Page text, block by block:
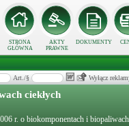
STRONA
GŁÓWNA
AKTY
PRAWNE
DOKUMENTY
Art./§ Wyłącz
ciekłych
r. o biokomponentach i